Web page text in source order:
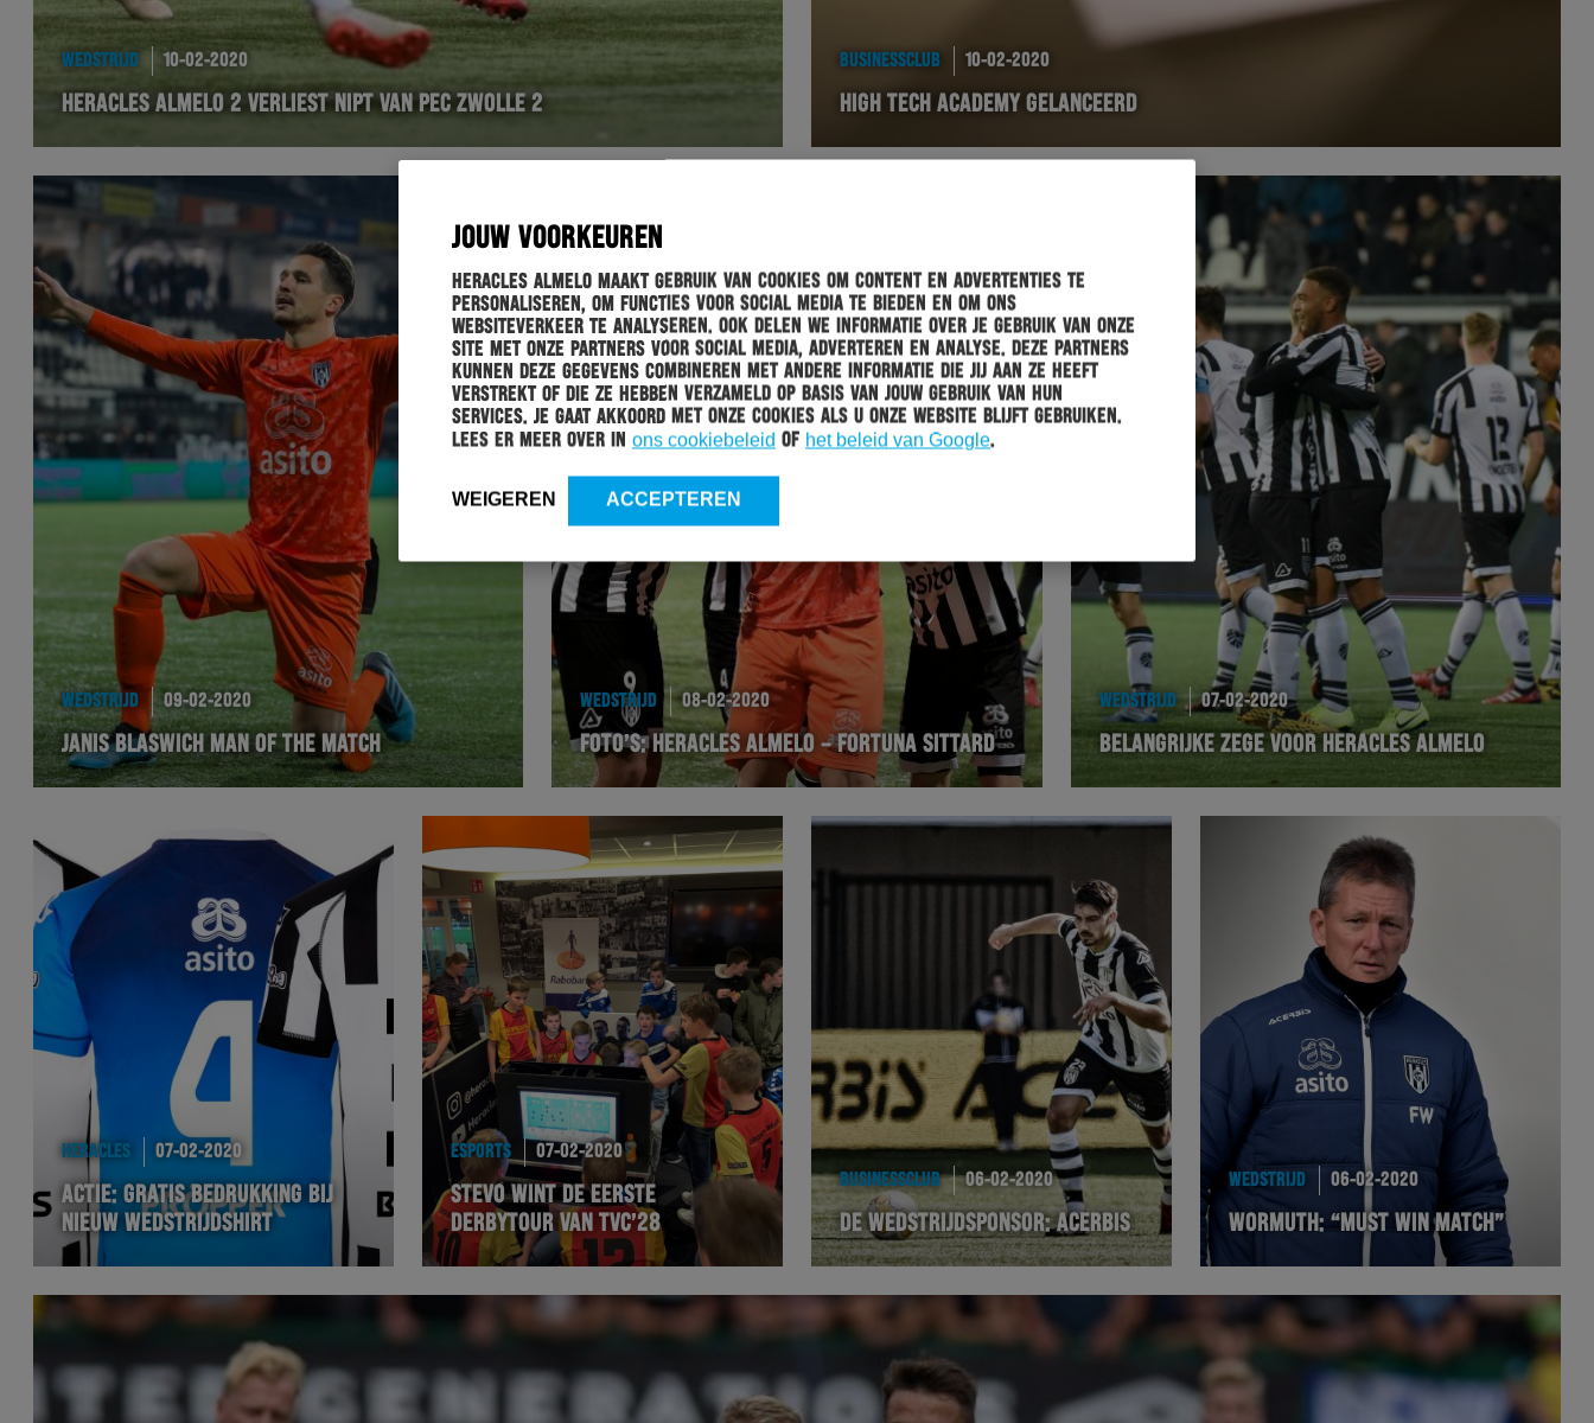
JOUW VOORKEUREN
Heracles Almelo maakt gebruik van cookies om content en advertenties te
personaliseren, om functies voor social media te bieden en om ons
websiteverkeer te analyseren. Ook delen we informatie over je gebruik van onze
site met onze partners voor social media, adverteren en analyse. Deze partners
kunnen deze gegevens combineren met andere informatie die jij aan ze heeft
verstrekt of die ze hebben verzameld op basis van jouw gebruik van hun
services. Je gaat akkoord met onze cookies als u onze website blijft gebruiken.
Lees er meer over in ons cookiebeleid of het beleid van Google.
WEIGEREN ACCEPTEREN
WEDSTRIJD 10-02-2020
HERACLES ALMELO 2 VERLIEST NIPT VAN PEC ZWOLLE 2
BUSINESSCLUB 10-02-2020
HIGH TECH ACADEMY GELANCEERD
WEDSTRIJD 09-02-2020
JANIS BLASWICH MAN OF THE MATCH
WEDSTRIJD 08-02-2020
FOTO’S: HERACLES ALMELO – FORTUNA SITTARD
WEDSTRIJD 07-02-2020
BELANGRIJKE ZEGE VOOR HERACLES ALMELO
HERACLES 07-02-2020
ACTIE: GRATIS BEDRUKKING BIJ
NIEUW WEDSTRIJDSHIRT
ESPORTS 07-02-2020
STEVO WINT DE EERSTE
DERBYTOUR VAN TVC’28
BUSINESSCLUB 06-02-2020
DE WEDSTRIJDSPONSOR: ACERBIS
WEDSTRIJD 06-02-2020
WORMUTH: “MUST WIN MATCH”